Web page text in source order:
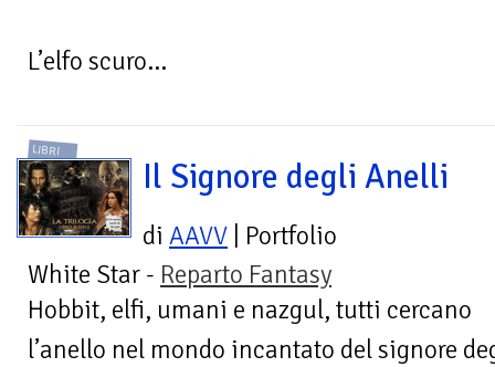
L’elfo scuro...
LIBRI
Il Signore degli Anelli
di AAVV | Portfolio
White Star - Reparto Fantasy
Hobbit, elfi, umani e nazgul, tutti cercano
l’anello nel mondo incantato del signore